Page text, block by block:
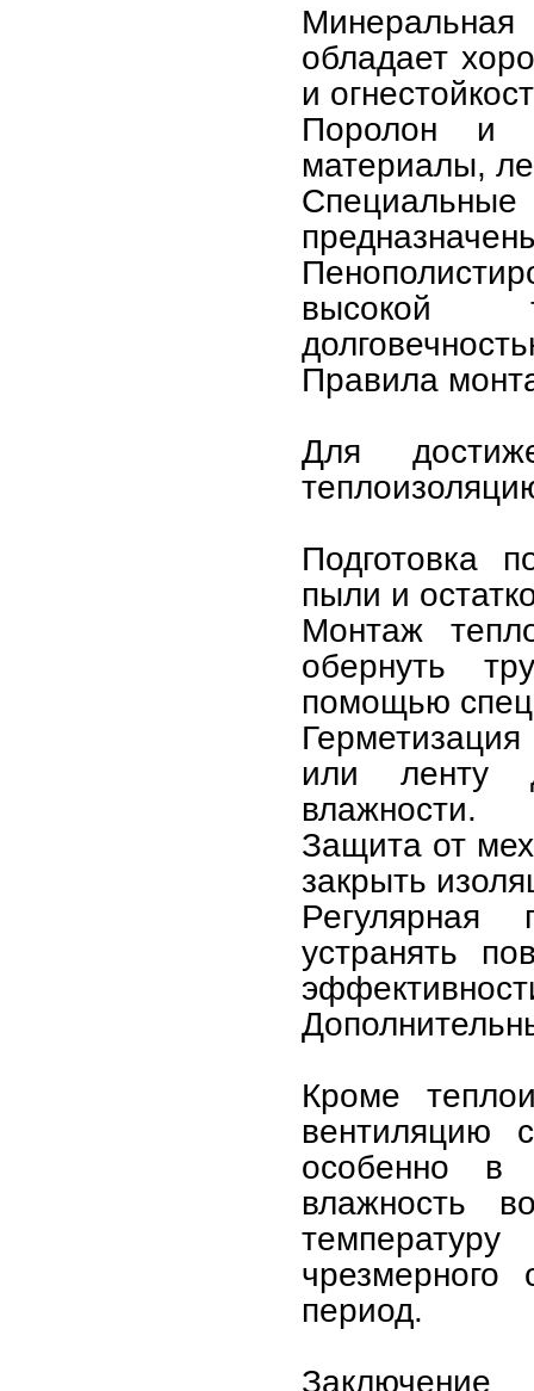
обладает
и
Поролон и
материалы,
высокой
Правила
Для
Подготовка
пыли и
Монтаж
обернуть
помощью
или ленту
влажности.
Защита от
закрыть
устранять
Кроме
вентиляцию
особенно в
влажность
период.
Заключение